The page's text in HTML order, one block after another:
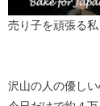
売り子を頑張る私
沢山の人の優し